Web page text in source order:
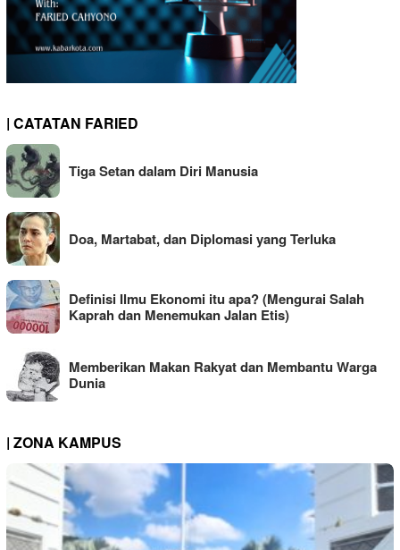
| CATATAN FARIED
Tiga Setan dalam Diri Manusia
Doa, Martabat, dan Diplomasi yang Terluka
Definisi Ilmu Ekonomi itu apa? (Mengurai Salah
Kaprah dan Menemukan Jalan Etis)
Memberikan Makan Rakyat dan Membantu Warga
Dunia
| ZONA KAMPUS